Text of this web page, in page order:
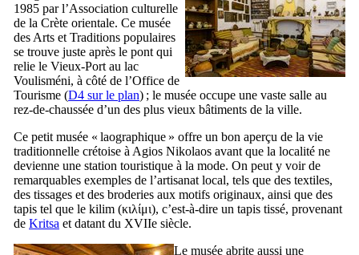
1985 par l’Association culturelle
de la Crète orientale. Ce musée
des Arts et Traditions populaires
se trouve juste après le pont qui
relie le Vieux-Port au lac
Voulisméni, à côté de l’Office de
Tourisme (D4 sur le plan) ; le musée occupe une vaste salle au
rez-de-chaussée d’un des plus vieux bâtiments de la ville.
Ce petit musée « laographique » offre un bon aperçu de la vie
traditionnelle crétoise à Agios Nikolaos avant que la localité ne
devienne une station touristique à la mode. On peut y voir de
remarquables exemples de l’artisanat local, tels que des textiles,
des tissages et des broderies aux motifs originaux, ainsi que des
tapis tel que le kilim (κιλίμι), c’est-à-dire un tapis tissé, provenant
de Kritsa et datant du XVIIe siècle.
Le musée abrite aussi une